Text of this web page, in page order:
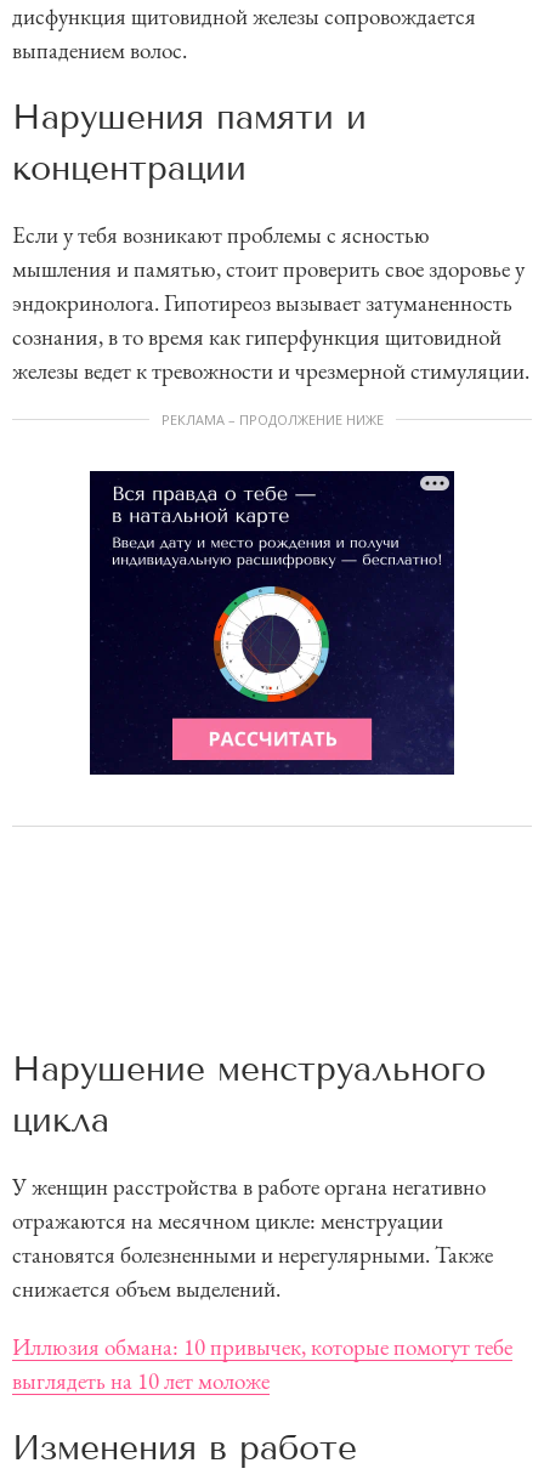
дисфункция щитовидной железы сопровождается
выпадением волос.
Нарушения памяти и
концентрации
Если у тебя возникают проблемы с ясностью
мышления и памятью, стоит проверить свое здоровье у
эндокринолога. Гипотиреоз вызывает затуманенность
сознания, в то время как гиперфункция щитовидной
железы ведет к тревожности и чрезмерной стимуляции.
РЕКЛАМА – ПРОДОЛЖЕНИЕ НИЖЕ
Нарушение менструального
цикла
У женщин расстройства в работе органа негативно
отражаются на месячном цикле: менструации
становятся болезненными и нерегулярными. Также
снижается объем выделений.
Иллюзия обмана: 10 привычек, которые помогут тебе
выглядеть на 10 лет моложе
Изменения в работе